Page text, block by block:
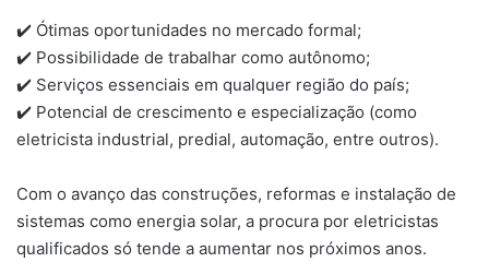
✔️ Ótimas oportunidades no mercado formal;
✔️ Possibilidade de trabalhar como autônomo;
✔️ Serviços essenciais em qualquer região do país;
✔️ Potencial de crescimento e especialização (como
eletricista industrial, predial, automação, entre outros).
Com o avanço das construções, reformas e instalação de
sistemas como energia solar, a procura por eletricistas
qualificados só tende a aumentar nos próximos anos.